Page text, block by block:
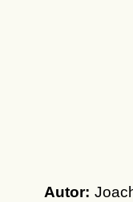
Autor: